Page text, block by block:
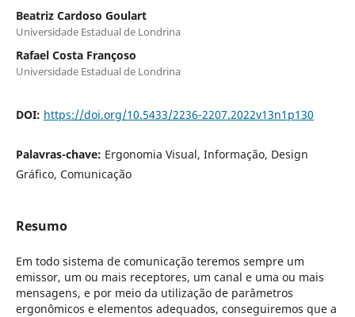
Beatriz Cardoso Goulart
Universidade Estadual de Londrina
Rafael Costa Françoso
Universidade Estadual de Londrina
DOI: https://doi.org/10.5433/2236-2207.2022v13n1p130
Palavras-chave: Ergonomia Visual, Informação, Design
Gráfico, Comunicação
Resumo
Em todo sistema de comunicação teremos sempre um
emissor, um ou mais receptores, um canal e uma ou mais
mensagens, e por meio da utilização de parâmetros
ergonômicos e elementos adequados, conseguiremos que a